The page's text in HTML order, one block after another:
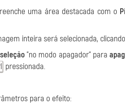
uma área destacada com o
inteira será selecionada,
"no modo apagador" para
pressionada.
para o efeito: